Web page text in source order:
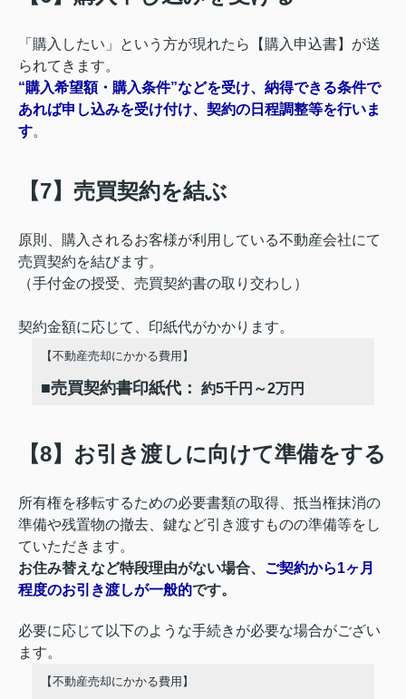
「購入したい」という方が現れたら【購入申込書】が送
られてきます。
“購入希望額・購入条件”などを受け、納得できる条件で
あれば申し込みを受け付け、契約の日程調整等を行いま
す。
【7】売買契約を結ぶ
原則、購入されるお客様が利用している不動産会社にて
売買契約を結びます。
（手付金の授受、売買契約書の取り交わし）
契約金額に応じて、印紙代がかかります。
【不動産売却にかかる費用】
■売買契約書印紙代： 約5千円～2万円
【8】お引き渡しに向けて準備をする
所有権を移転するための必要書類の取得、抵当権抹消の
準備や残置物の撤去、鍵など引き渡すものの準備等をし
ていただきます。
お住み替えなど特段理由がない場合、 ご契約から1ヶ月
程度のお引き渡しが一般的です。
必要に応じて以下のような手続きが必要な場合がござい
ます。
【不動産売却にかかる費用】